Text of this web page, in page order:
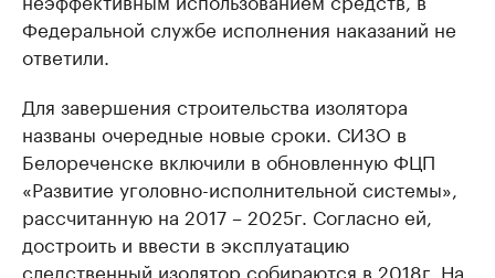
Федеральной службе исполнения наказаний не
ответили.
Для завершения строительства изолятора
названы очередные новые сроки. СИЗО в
Белореченске включили в обновленную ФЦП
«Развитие уголовно-исполнительной системы»,
рассчитанную на 2017 – 2025г. Согласно ей,
достроить и ввести в эксплуатацию
следственный изолятор собираются в 2018г. На